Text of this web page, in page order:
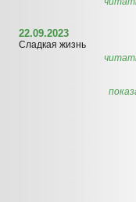
22.09.2023
Сладкая жизнь